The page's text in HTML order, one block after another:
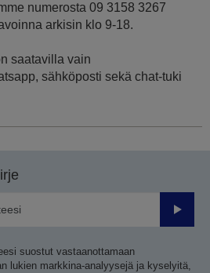
numerosta 09 3158 3267
arkisin klo 9-18.
saatavilla vain
sähköposti sekä chat-tuki
Lähetä
suostut vastaanottamaan
lukien markkina-analyysejä ja kyselyitä,